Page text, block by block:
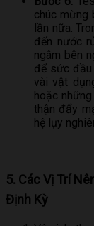
chúc mừng
lần nữa.
đến nước
ngâm bên
để sức
vài vật
hoặc
thận đẩy
hệ lụy
5. Các Vị Trí
Định Kỳ